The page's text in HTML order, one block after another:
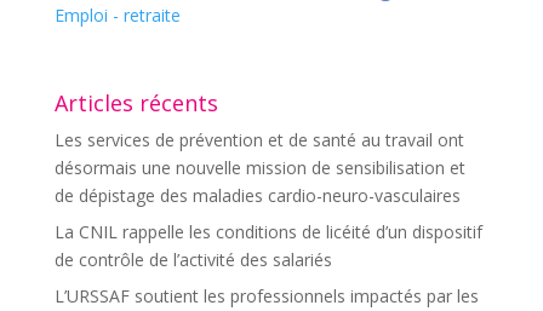
Emploi - retraite
Articles récents
Les services de prévention et de santé au travail ont
désormais une nouvelle mission de sensibilisation et
de dépistage des maladies cardio-neuro-vasculaires
La CNIL rappelle les conditions de licéité d’un dispositif
de contrôle de l’activité des salariés
L’URSSAF soutient les professionnels impactés par les